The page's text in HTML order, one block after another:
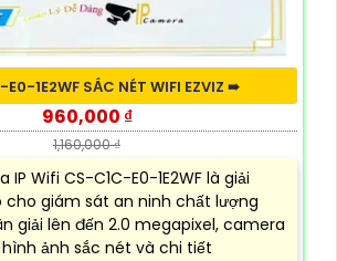
1E2WF SẮC NÉT WIFI EZVIZ ➠
960,000 ₫
1,160,000 ₫
Wifi CS-C1C-E0-1E2WF là giải
cho giám sát an ninh chất lượng
giải lên đến 2.0 megapixel, camera
ảnh sắc nét và chi tiết